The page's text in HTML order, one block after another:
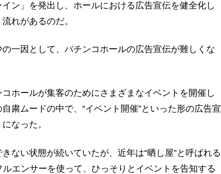
ン」を発出し、ホールにおける広告宣伝を健全化し
れがあるのだ。
一因として、パチンコホールの広告宣伝が難しくな
ホールが集客のためにさまざまなイベントを開催し
粛ムードの中で、“イベント開催”といった形の広告宣
なった。
ない状態が続いていたが、近年は“晒し屋”と呼ばれる
エンサーを使って、ひっそりとイベントを告知する